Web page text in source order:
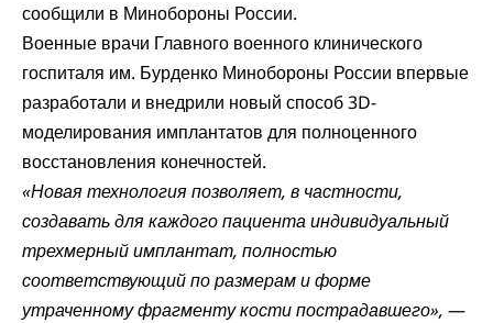
сообщили в Минобороны России.
Военные врачи Главного военного клинического
госпиталя им. Бурденко Минобороны России впервые
разработали и внедрили новый способ 3D-
моделирования имплантатов для полноценного
восстановления конечностей.
«Новая технология позволяет, в частности,
создавать для каждого пациента индивидуальный
трехмерный имплантат, полностью
соответствующий по размерам и форме
утраченному фрагменту кости пострадавшего», —